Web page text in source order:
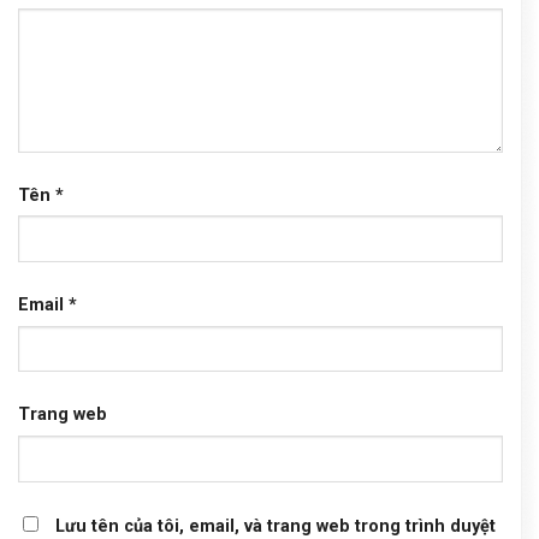
Tên *
Email *
Trang web
Lưu tên của tôi, email, và trang web trong trình duyệt